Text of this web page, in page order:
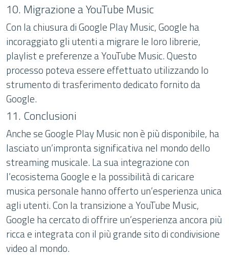
10. Migrazione a YouTube Music
Con la chiusura di Google Play Music, Google ha
incoraggiato gli utenti a migrare le loro librerie,
playlist e preferenze a YouTube Music. Questo
processo poteva essere effettuato utilizzando lo
strumento di trasferimento dedicato fornito da
Google.
11. Conclusioni
Anche se Google Play Music non è più disponibile, ha
lasciato un’impronta significativa nel mondo dello
streaming musicale. La sua integrazione con
l’ecosistema Google e la possibilità di caricare
musica personale hanno offerto un’esperienza unica
agli utenti. Con la transizione a YouTube Music,
Google ha cercato di offrire un’esperienza ancora più
ricca e integrata con il più grande sito di condivisione
video al mondo.